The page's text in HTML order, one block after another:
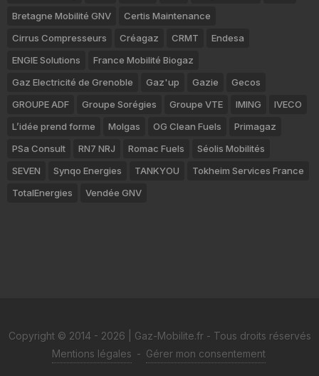
Bretagne Mobilité GNV
Certis Maintenance
Cirrus Compresseurs
Créagaz CRMT
Endesa
ENGIE Solutions
France Mobilité Biogaz
Gaz Electricité de Grenoble
Gaz'up Gazie
Gecos
GROUPE ADF
Groupe Sorégies Groupe VTE IMING
IVECO
L’idée prend forme
Molgas OG Clean Fuels
Primagaz
PSa Consult
RN7 NRJ Romac Fuels
Séolis Mobilités
SEVEN
Synqo Energies TANKYOU
Tokheim Services France
TotalEnergies
Vendée GNV
Copyright © 2014 - 2026 | Gaz-Mobilite.fr - Tous droits réservés
Mentions légales - Gérer mon consentement